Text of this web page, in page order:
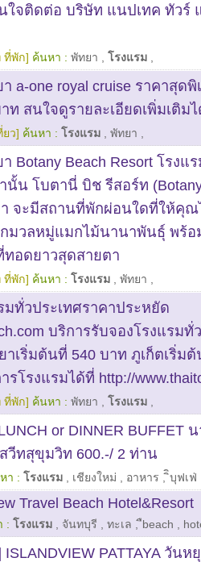
ใจติดต่อ บริษัท แนปเทค ทัวร์
ที่พัก] ค้นหา : พัทยา โรงแรม
a-one royal cruise ราคาสุดพิ
าท สนใจดูรายละเอียดเพิ่มเติม
ยว] ค้นหา : โรงแรม พัทยา
Botany Beach Resort โรงแ
นั้น โบตานี่ บิช รีสอร์ท
า จะมีสถานที่พักผ่อนใดที่ให้คุณ
มวลหมู่แมกไม้นานาพันธุ์ พร้
ทอดยาวสุดสายตา
ที่พัก] ค้นหา : โรงแรม พัทยา
มทั่วประเทศราคาประหยัด
บริการรับจองโรงแรมทั่
เริ่มต้นที่ 540 บาท ภูเก็ตเริ่ม
รโรงแรมได้ที่ http://
ที่พัก] ค้นหา : พัทยา โรงแรม
or DINNER BUFFET
วีทสุขุมวิท 600.-/ 2 ท่าน
า : โรงแรม เชียงใหม่ อาหาร ,ิิบุฟเฟ่
Travel Beach Hotel&Resort
: โรงแรม จันทบุรี ทะเล ,ืbeach
ISLANDVIEW PATTAYA วัน